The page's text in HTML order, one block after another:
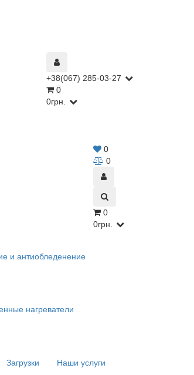
+38(067) 285-03-27
0
0грн.
0
0
0
0грн.
и антиобледенение
нагреватели
Загрузки Наши услуги